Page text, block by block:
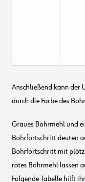
Anschließend kann der
durch die Farbe des
Graues Bohrmehl und
Bohrfortschritt deuten
Bohrfortschritt mit
rotes Bohrmehl lassen
Folgende Tabelle hilft